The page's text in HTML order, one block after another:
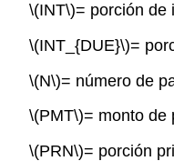
\(INT\)= porción de
\(INT_{DUE}\)=
\(N\)= número de
\(PMT\)= monto de
\(PRN\)= porción